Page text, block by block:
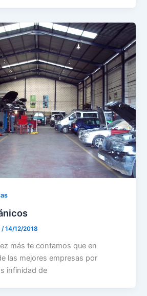
/14/12/2018
más te contamos que en
las mejores empresas por
infinidad de